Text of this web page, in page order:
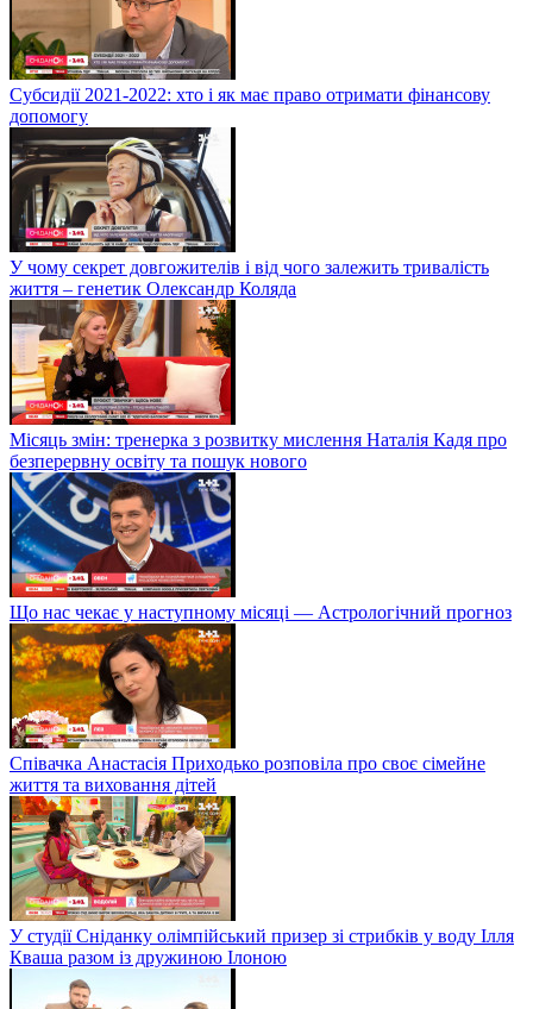
Субсидії 2021-2022: хто і як має право отримати фінансову
допомогу
У чому секрет довгожителів і від чого залежить тривалість
життя – генетик Олександр Коляда
Місяць змін: тренерка з розвитку мислення Наталія Кадя про
безперервну освіту та пошук нового
Що нас чекає у наступному місяці — Астрологічний прогноз
Співачка Анастасія Приходько розповіла про своє сімейне
життя та виховання дітей
У студії Сніданку олімпійський призер зі стрибків у воду Ілля
Кваша разом із дружиною Ілоною